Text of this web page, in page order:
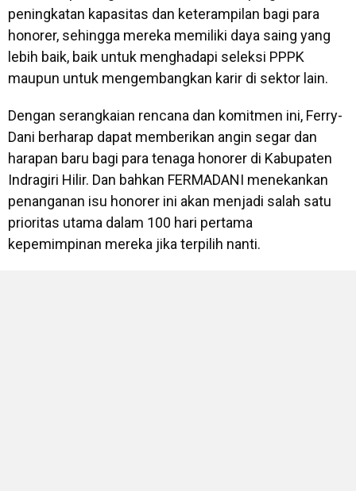
peningkatan kapasitas dan keterampilan bagi para
honorer, sehingga mereka memiliki daya saing yang
lebih baik, baik untuk menghadapi seleksi PPPK
maupun untuk mengembangkan karir di sektor lain.
Dengan serangkaian rencana dan komitmen ini, Ferry-
Dani berharap dapat memberikan angin segar dan
harapan baru bagi para tenaga honorer di Kabupaten
Indragiri Hilir. Dan bahkan FERMADANI menekankan
penanganan isu honorer ini akan menjadi salah satu
prioritas utama dalam 100 hari pertama
kepemimpinan mereka jika terpilih nanti.